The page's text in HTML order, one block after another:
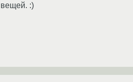
вещей. :)